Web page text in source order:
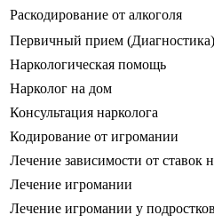
Раскодирование от алкоголя
Первичный прием (Диагностика)
Наркологическая помощь
Нарколог на дом
Консультация нарколога
Кодирование от игромании
Лечение зависимости от ставок
Лечение игромании
Лечение игромании у подростков